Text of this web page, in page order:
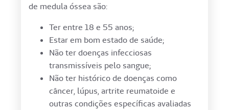
de medula óssea são:
Ter entre 18 e 55 anos;
Estar em bom estado de saúde;
Não ter doenças infecciosas
transmissíveis pelo sangue;
Não ter histórico de doenças como
câncer, lúpus, artrite reumatoide e
outras condições específicas avaliadas